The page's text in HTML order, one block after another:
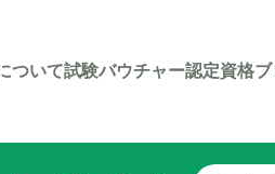
ついて試験バウチャー認定資格ブ